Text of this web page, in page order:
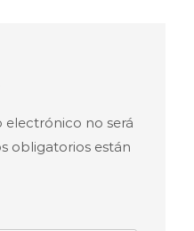
electrónico no será
obligatorios están